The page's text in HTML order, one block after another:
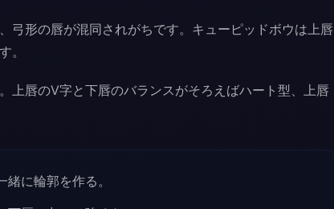
弓形の唇が混同されがちです。キューピッドボウは上唇
。
上唇のV字と下唇のバランスがそろえばハート型、上唇
に輪郭を作る。